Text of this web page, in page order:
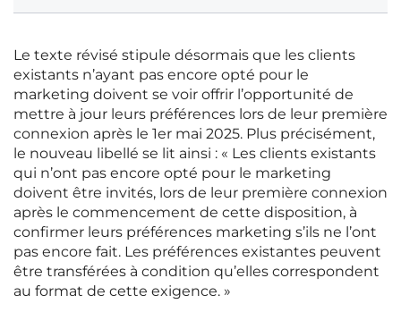
Le texte révisé stipule désormais que les clients
existants n’ayant pas encore opté pour le
marketing doivent se voir offrir l’opportunité de
mettre à jour leurs préférences lors de leur première
connexion après le 1er mai 2025. Plus précisément,
le nouveau libellé se lit ainsi : « Les clients existants
qui n’ont pas encore opté pour le marketing
doivent être invités, lors de leur première connexion
après le commencement de cette disposition, à
confirmer leurs préférences marketing s’ils ne l’ont
pas encore fait. Les préférences existantes peuvent
être transférées à condition qu’elles correspondent
au format de cette exigence. »